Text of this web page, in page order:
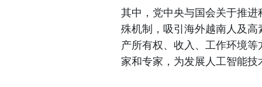
其中，党中央与国会关于推
殊机制，吸引海外越南人及
产所有权、收入、工作环境
家和专家，为发展人工智能